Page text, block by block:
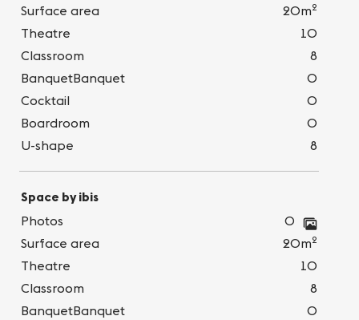
Surface area
20m2
Theatre
10
Classroom
8
BanquetBanquet
0
Cocktail
0
Boardroom
0
U-shape
8
Space by ibis
Photos
0
Surface area
20m2
Theatre
10
Classroom
8
BanquetBanquet
0